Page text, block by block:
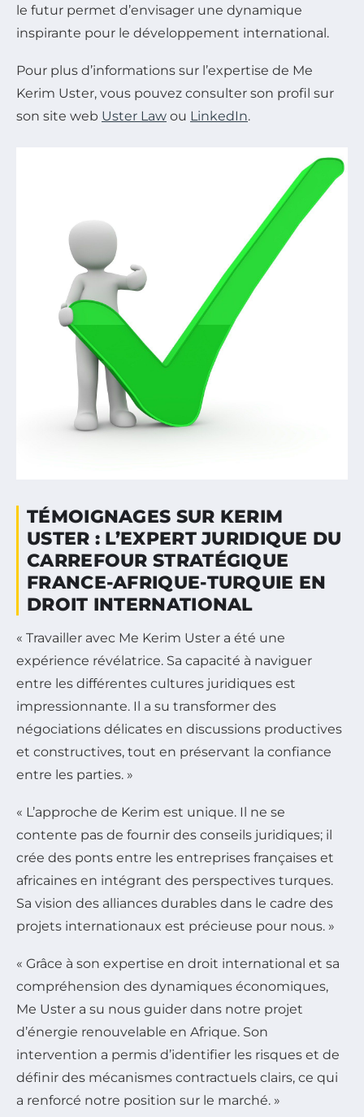
le futur permet d’envisager une dynamique
inspirante pour le développement international.
Pour plus d’informations sur l’expertise de Me
Kerim Uster, vous pouvez consulter son profil sur
son site web Uster Law ou LinkedIn.
TÉMOIGNAGES SUR KERIM
USTER : L’EXPERT JURIDIQUE DU
CARREFOUR STRATÉGIQUE
FRANCE-AFRIQUE-TURQUIE EN
DROIT INTERNATIONAL
« Travailler avec Me Kerim Uster a été une
expérience révélatrice. Sa capacité à naviguer
entre les différentes cultures juridiques est
impressionnante. Il a su transformer des
négociations délicates en discussions productives
et constructives, tout en préservant la confiance
entre les parties. »
« L’approche de Kerim est unique. Il ne se
contente pas de fournir des conseils juridiques; il
crée des ponts entre les entreprises françaises et
africaines en intégrant des perspectives turques.
Sa vision des alliances durables dans le cadre des
projets internationaux est précieuse pour nous. »
« Grâce à son expertise en droit international et sa
compréhension des dynamiques économiques,
Me Uster a su nous guider dans notre projet
d’énergie renouvelable en Afrique. Son
intervention a permis d’identifier les risques et de
définir des mécanismes contractuels clairs, ce qui
a renforcé notre position sur le marché. »